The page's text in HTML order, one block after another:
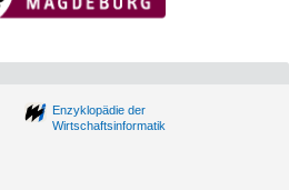
Enzyklopädie der
Wirtschaftsinformatik